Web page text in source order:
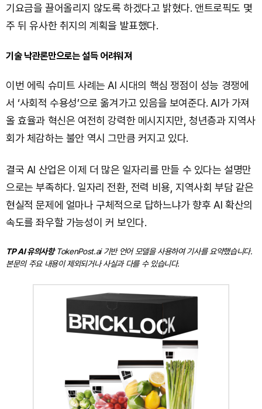
기요금을 끌어올리지 않도록 하겠다고 밝혔다. 앤트로픽도 몇
주 뒤 유사한 취지의 계획을 발표했다.
기술 낙관론만으로는 설득 어려워져
이번 에릭 슈미트 사례는 AI 시대의 핵심 쟁점이 성능 경쟁에
서 ‘사회적 수용성’으로 옮겨가고 있음을 보여준다. AI가 가져
올 효율과 혁신은 여전히 강력한 메시지지만, 청년층과 지역사
회가 체감하는 불안 역시 그만큼 커지고 있다.
결국 AI 산업은 이제 더 많은 일자리를 만들 수 있다는 설명만
으로는 부족하다. 일자리 전환, 전력 비용, 지역사회 부담 같은
현실적 문제에 얼마나 구체적으로 답하느냐가 향후 AI 확산의
속도를 좌우할 가능성이 커 보인다.
TP AI 유의사항TokenPost.ai 기반 언어 모델을 사용하여 기사를 요약했습니다.
본문의 주요 내용이 제외되거나 사실과 다를 수 있습니다.